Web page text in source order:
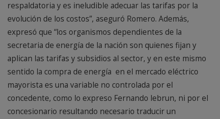
respaldatoria y es ineludible adecuar las tarifas por la
evolución de los costos”, aseguró Romero. Además,
expresó que “los organismos dependientes de la
secretaria de energía de la nación son quienes fijan y
aplican las tarifas y subsidios al sector, y en este mismo
sentido la compra de energía en el mercado eléctrico
mayorista es una variable no controlada por el
concedente, como lo expreso Fernando lebrun, ni por el
concesionario resultando necesario traducir un